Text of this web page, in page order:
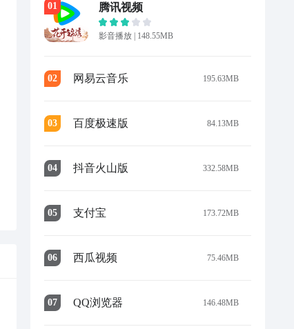
01 腾讯视频
影音播放 | 148.55MB
02 网易云音乐 195.63MB
03 百度极速版 84.13MB
04 抖音火山版 332.58MB
05 支付宝 173.72MB
06 西瓜视频 75.46MB
07 QQ浏览器 146.48MB